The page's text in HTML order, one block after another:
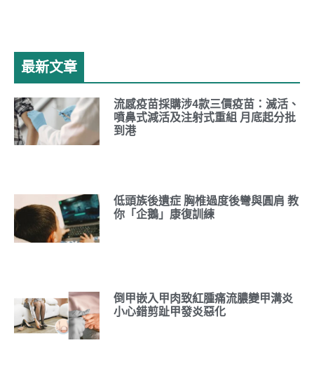
最新文章
流感疫苗採購涉4款三價疫苗：滅活、
噴鼻式減活及注射式重組 月底起分批
到港
低頭族後遺症 胸椎過度後彎與圓肩 教
你「企鵝」康復訓練
倒甲嵌入甲肉致紅腫痛流膿變甲溝炎
小心錯剪趾甲發炎惡化